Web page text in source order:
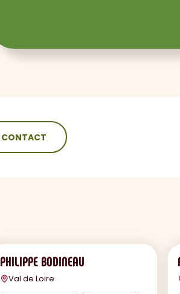
CONTACT
PHILIPPE BODINEAU
Val de Loire